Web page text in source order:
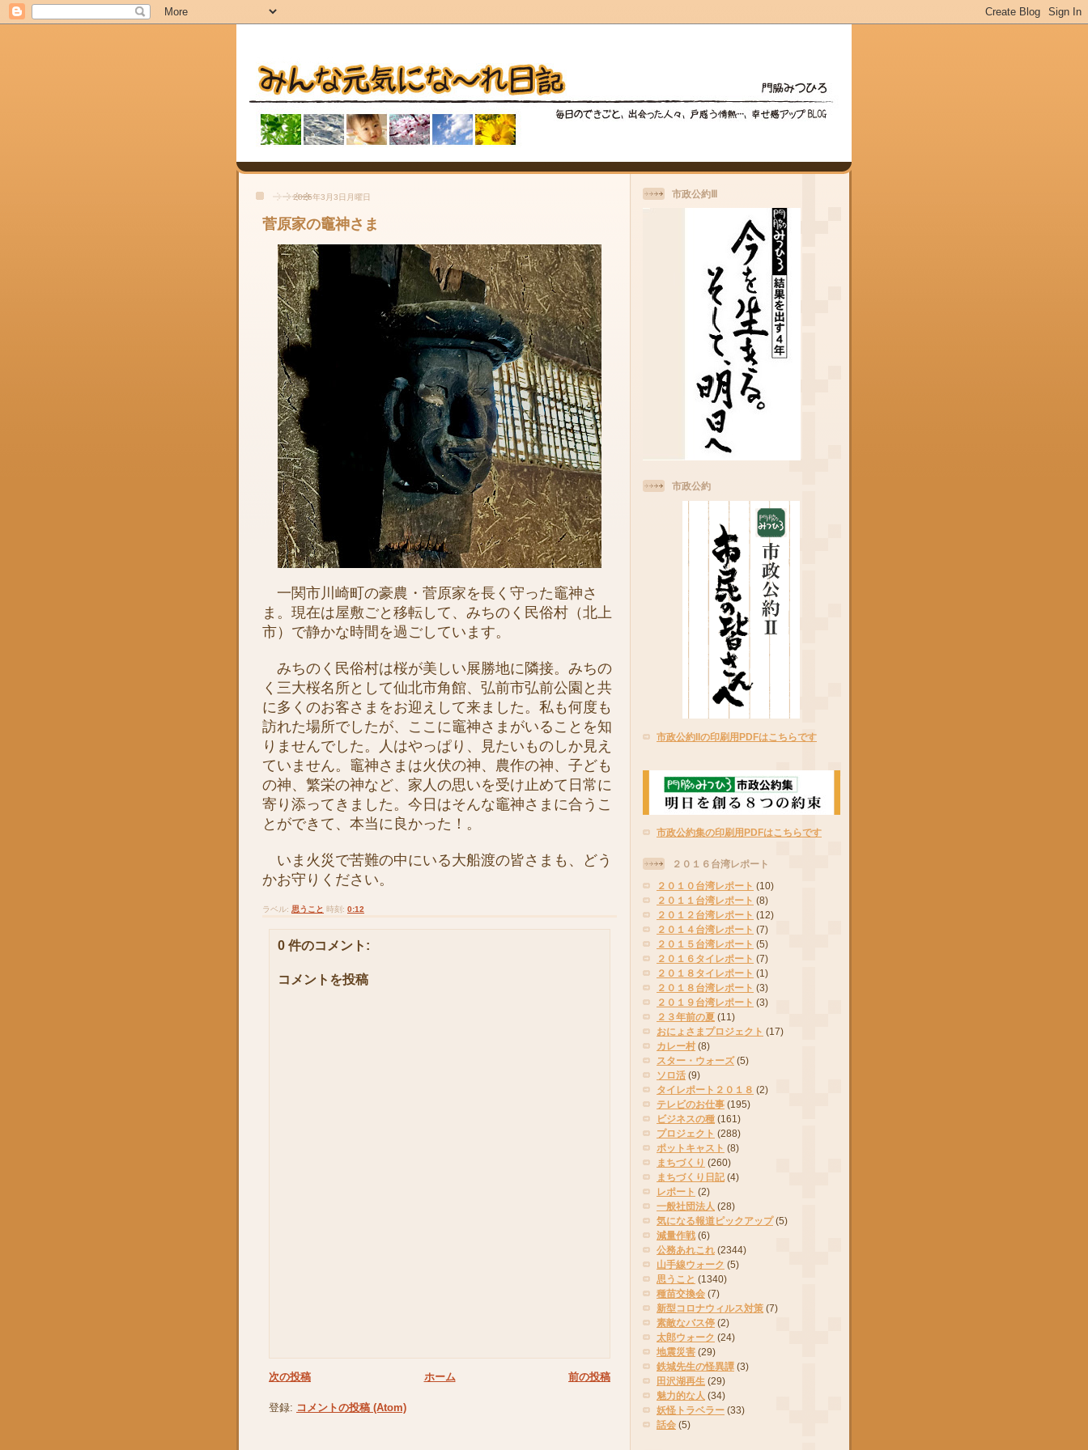
2025年3月3日月曜日
菅原家の竈神さま
一関市川崎町の豪農・菅原家を長く守った竈神さ
ま。現在は屋敷ごと移転して、みちのく民俗村（北上
市）で静かな時間を過ごしています。
みちのく民俗村は桜が美しい展勝地に隣接。みちの
く三大桜名所として仙北市角館、弘前市弘前公園と共
に多くのお客さまをお迎えして来ました。私も何度も
訪れた場所でしたが、ここに竈神さまがいることを知
りませんでした。人はやっぱり、見たいものしか見え
ていません。竈神さまは火伏の神、農作の神、子ども
の神、繁栄の神など、家人の思いを受け止めて日常に
寄り添ってきました。今日はそんな竈神さまに合うこ
とができて、本当に良かった！。
いま火災で苦難の中にいる大船渡の皆さまも、どう
かお守りください。
ラベル: 思うこと 時刻: 0:12
0 件のコメント:
コメントを投稿
次の投稿 前の投稿
ホーム
登録: コメントの投稿 (Atom)
市政公約Ⅲ
市政公約
市政公約IIの印刷用PDFはこちらです
市政公約集の印刷用PDFはこちらです
２０１６台湾レポート
２０１０台湾レポート (10)
２０１１台湾レポート (8)
２０１２台湾レポート (12)
２０１４台湾レポート (7)
２０１５台湾レポート (5)
２０１６タイレポート (7)
２０１８タイレポート (1)
２０１８台湾レポート (3)
２０１９台湾レポート (3)
２３年前の夏 (11)
おにょさまプロジェクト (17)
カレー村 (8)
スター・ウォーズ (5)
ソロ活 (9)
タイレポート２０１８ (2)
テレビのお仕事 (195)
ビジネスの種 (161)
プロジェクト (288)
ポットキャスト (8)
まちづくり (260)
まちづくり日記 (4)
レポート (2)
一般社団法人 (28)
気になる報道ピックアップ (5)
減量作戦 (6)
公務あれこれ (2344)
山手線ウォーク (5)
思うこと (1340)
種苗交換会 (7)
新型コロナウィルス対策 (7)
素敵なバス停 (2)
太郎ウォーク (24)
地震災害 (29)
鉄城先生の怪異譚 (3)
田沢湖再生 (29)
魅力的な人 (34)
妖怪トラベラー (33)
話会 (5)